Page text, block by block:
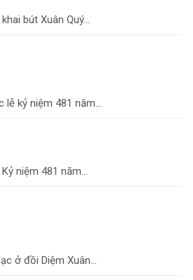
bút Xuân Quý...
lễ kỷ niệm 481 năm...
niệm 481 năm...
ở đồi Diệm Xuân...